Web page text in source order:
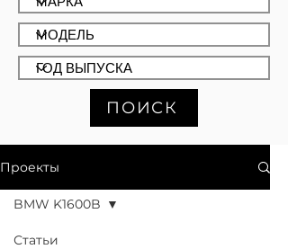
ПОИСК
Проекты
Статьи
BMW K1600B